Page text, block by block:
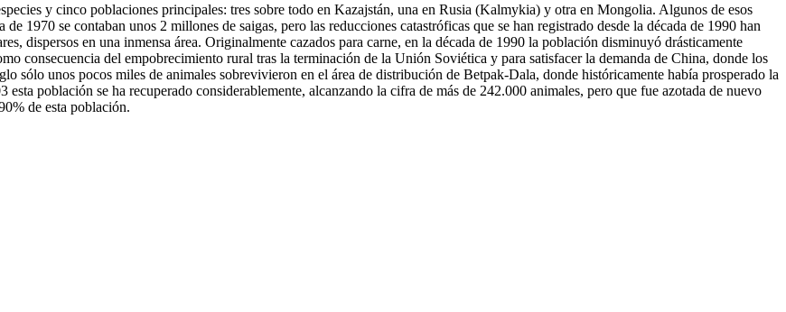
y cinco poblaciones principales: tres sobre todo en Kazajstán, una en Rusia (Kalmykia) y otra en Mongolia. Algunos de esos
1970 se contaban unos 2 millones de saigas, pero las reducciones catastróficas que se han registrado desde la década de 1990 han
dispersos en una inmensa área. Originalmente cazados para carne, en la década de 1990 la población disminuyó drásticamente
consecuencia del empobrecimiento rural tras la terminación de la Unión Soviética y para satisfacer la demanda de China, donde los
sólo unos pocos miles de animales sobrevivieron en el área de distribución de Betpak-Dala, donde históricamente había prosperado la
población se ha recuperado considerablemente, alcanzando la cifra de más de 242.000 animales, pero que fue azotada de nuevo
de esta población.